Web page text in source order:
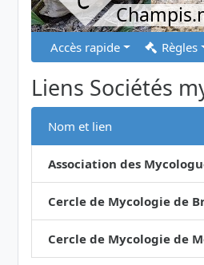
Accès rapide Règles
Liens Sociétés
Nom et lien
Association des
Cercle de Mycologie de
Cercle de Mycologie de